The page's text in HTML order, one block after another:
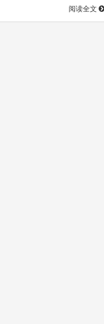
阅读全文